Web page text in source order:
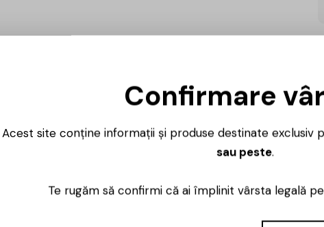
Confirmare
Acest site conține informații și produse destinate exclusiv
sau peste.
Te rugăm să confirmi că ai împlinit vârsta legală